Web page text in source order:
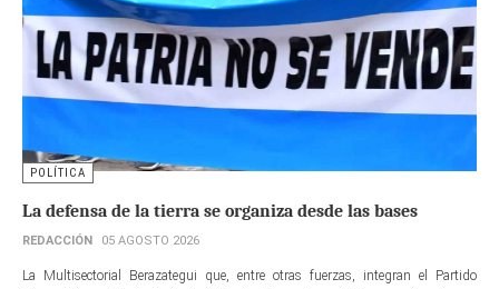
POLÍTICA
La defensa de la tierra se organiza desde las bases
REDACCIÓN 05 AGOSTO 2026
La Multisectorial Berazategui que, entre otras fuerzas, integran el Partido